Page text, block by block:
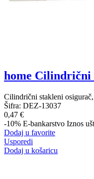
home Cilindrični
Cilindrični stakleni
Šifra: DEZ-13037
0,47 €
-10% E-bankarstvo Iznos
Dodaj u favorite
Usporedi
Dodaj u košaricu